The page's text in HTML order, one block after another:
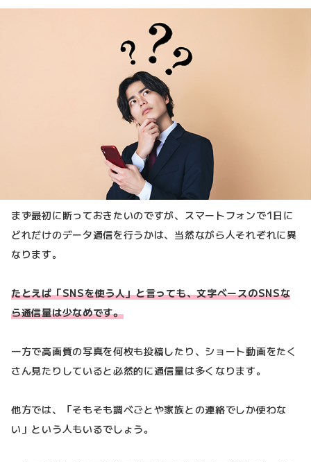
まず最初に断っておきたいのですが、スマートフォンで1日に
どれだけのデータ通信を行うかは、当然ながら人それぞれに異
なります。
たとえば「SNSを使う人」と言っても、文字ベースのSNSな
ら通信量は少なめです。
一方で高画質の写真を何枚も投稿したり、ショート動画をたく
さん見たりしていると必然的に通信量は多くなります。
他方では、「そもそも調べごとや家族との連絡でしか使わな
い」という人もいるでしょう。